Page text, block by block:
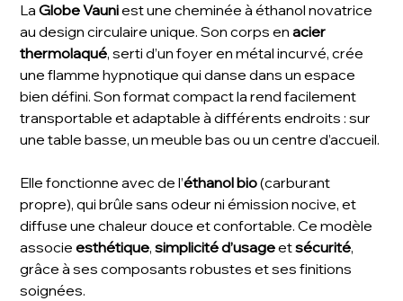
LaGlobe Vauniest une cheminée à éthanol novatrice
au design circulaire unique. Son corps enacier
thermolaqué, serti d’un foyer en métal incurvé, crée
une flamme hypnotique qui danse dans un espace
bien défini. Son format compact la rend facilement
transportable et adaptable à différents endroits : sur
une table basse, un meuble bas ou un centre d’accueil.
Elle fonctionne avec de l’éthanol bio(carburant
propre), qui brûle sans odeur ni émission nocive, et
diffuse une chaleur douce et confortable. Ce modèle
associeesthétique,simplicité d’usageetsécurité,
grâce à ses composants robustes et ses finitions
soignées.